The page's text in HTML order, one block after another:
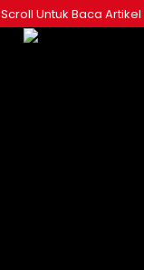
Scroll Untuk Baca Artikel